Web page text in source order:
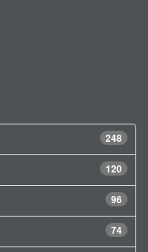
248
120
96
74